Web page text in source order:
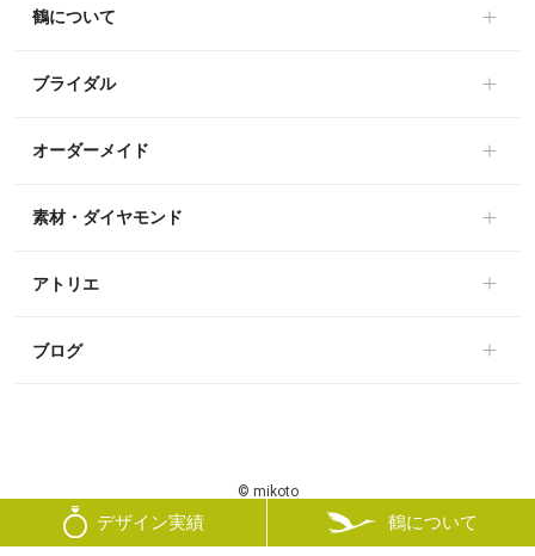
デザイン実績 鶴について
鶴について
ブライダル
オーダーメイド
素材・ダイヤモンド
アトリエ
ブログ
© mikoto